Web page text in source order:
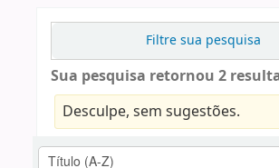
Filtre sua pesquisa
Sua pesquisa retornou 2
Desculpe, sem sugestões.